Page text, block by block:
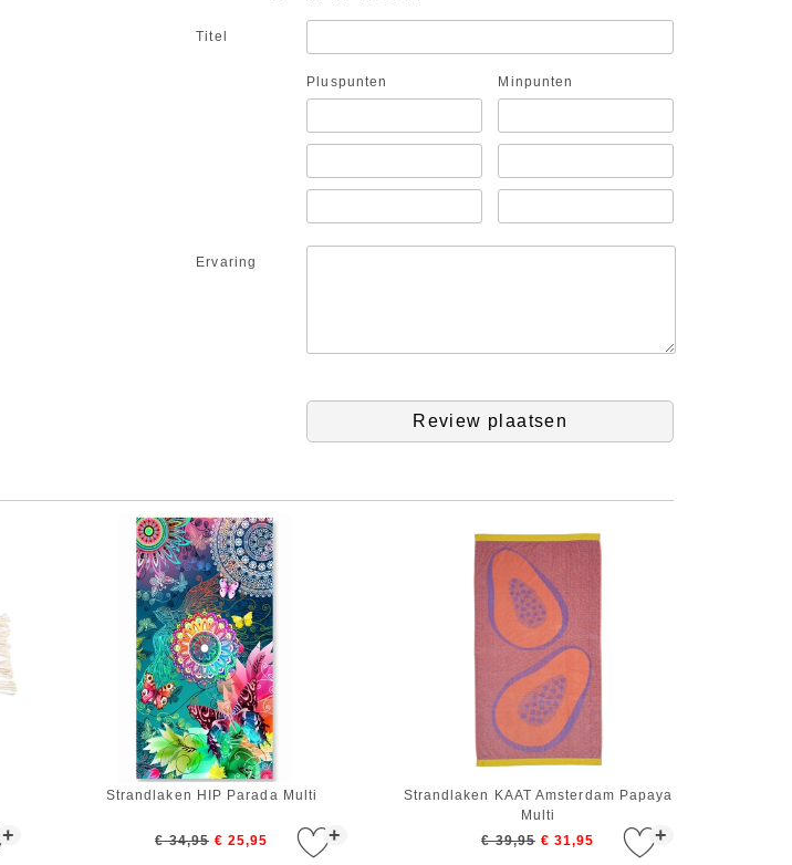
Titel
Pluspunten Minpunten
Ervaring
Review plaatsen
+ +
Strandlaken HIP Parada Multi
€ 34,95 € 25,95 +
Strandlaken KAAT Amsterdam Papaya
Multi
€ 39,95 € 31,95